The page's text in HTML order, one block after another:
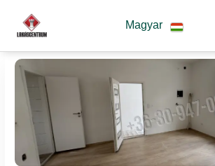
Magyar